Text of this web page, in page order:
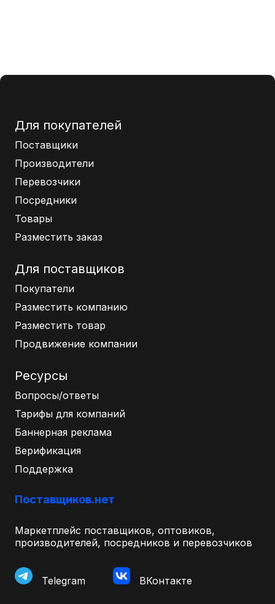
Для покупателей
Поставщики
Производители
Перевозчики
Посредники
Товары
Разместить заказ
Для поставщиков
Покупатели
Разместить компанию
Разместить товар
Продвижение компании
Ресурсы
Вопросы/ответы
Тарифы для компаний
Баннерная реклама
Верификация
Поддержка
Поставщиков.нет
Маркетплейс поставщиков, оптовиков,
производителей, посредников и перевозчиков
Telegram ВКонтакте